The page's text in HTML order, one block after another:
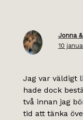
Jonna
10
Jag var väldigt
hade dock
två innan jag
tid att tänka